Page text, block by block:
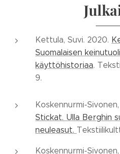
Kettula, Suvi. 2020.
Suomalaisen
käyttöhistoriaa.
9.
Koskennurmi-Sivonen,
Stickat. Ulla Berghin
neuleasut.
Koskennurmi-